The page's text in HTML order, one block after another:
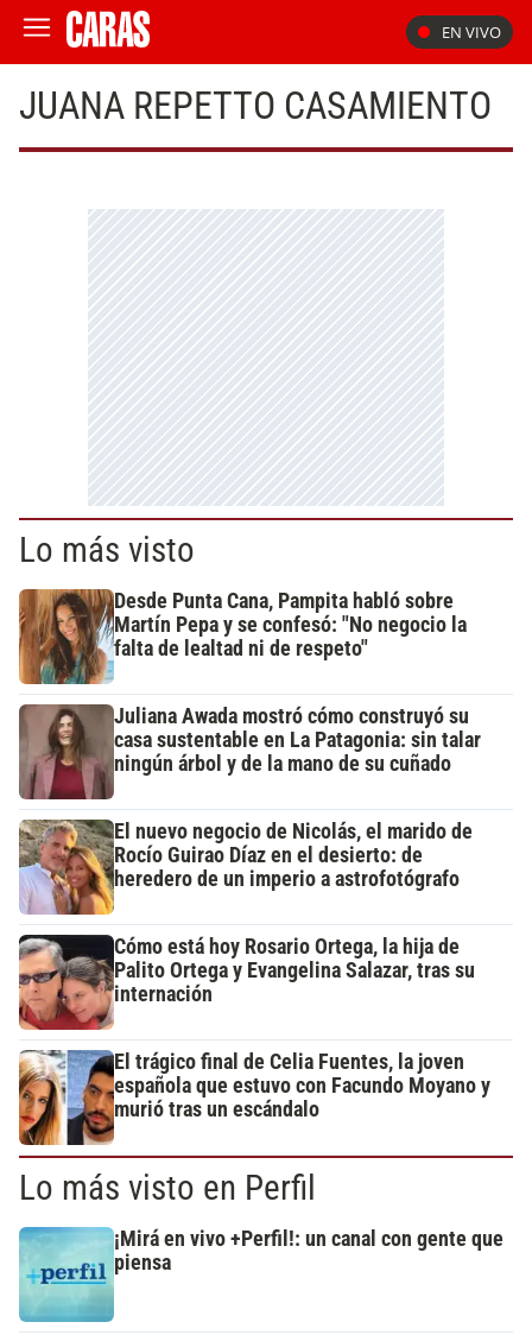
EN VIVO
JUANA REPETTO CASAMIENTO
Lo más visto
Desde Punta Cana, Pampita habló sobre
Martín Pepa y se confesó: "No negocio la
falta de lealtad ni de respeto"
Juliana Awada mostró cómo construyó su
casa sustentable en La Patagonia: sin talar
ningún árbol y de la mano de su cuñado
El nuevo negocio de Nicolás, el marido de
Rocío Guirao Díaz en el desierto: de
heredero de un imperio a astrofotógrafo
Cómo está hoy Rosario Ortega, la hija de
Palito Ortega y Evangelina Salazar, tras su
internación
El trágico final de Celia Fuentes, la joven
española que estuvo con Facundo Moyano y
murió tras un escándalo
Lo más visto en Perfil
¡Mirá en vivo +Perfil!: un canal con gente que
piensa